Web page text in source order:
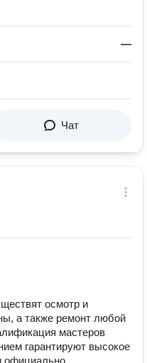
—
Чат
осмотр и
а также ремонт любой
мастеров
гарантируют высокое
официально